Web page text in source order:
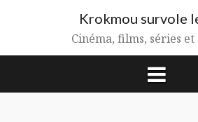
Krokmou survole
Cinéma, films, séries